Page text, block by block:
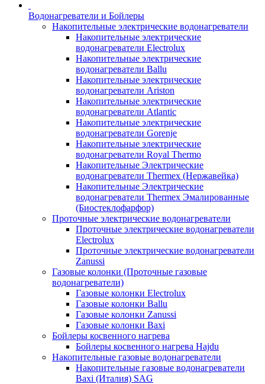
Водонагреватели и Бойлеры
Накопительные электрические водонагреватели
Накопительные электрические
водонагреватели Electrolux
Накопительные электрические
водонагреватели Ballu
Накопительные электрические
водонагреватели Ariston
Накопительные электрические
водонагреватели Atlantic
Накопительные электрические
водонагреватели Gorenje
Накопительные электрические
водонагреватели Royal Thermo
Накопительные Электрические
водонагреватели Thermex (Нержавейка)
Накопительные Электрические
водонагреватели Thermex Эмалированные
(Биостеклофарфор)
Проточные электрические водонагреватели
Проточные электрические водонагреватели
Electrolux
Проточные электрические водонагреватели
Zanussi
Газовые колонки (Проточные газовые
водонагреватели)
Газовые колонки Electrolux
Газовые колонки Ballu
Газовые колонки Zanussi
Газовые колонки Baxi
Бойлеры косвенного нагрева
Бойлеры косвенного нагрева Hajdu
Накопительные газовые водонагреватели
Накопительные газовые водонагреватели
Baxi (Италия) SAG